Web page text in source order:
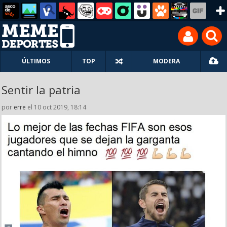
ÚLTIMOS TOP MODERA
Sentir la patria
por erre el 10 oct 2019, 18:14